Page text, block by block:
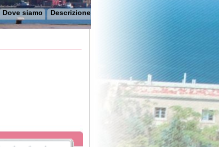
Descrizione